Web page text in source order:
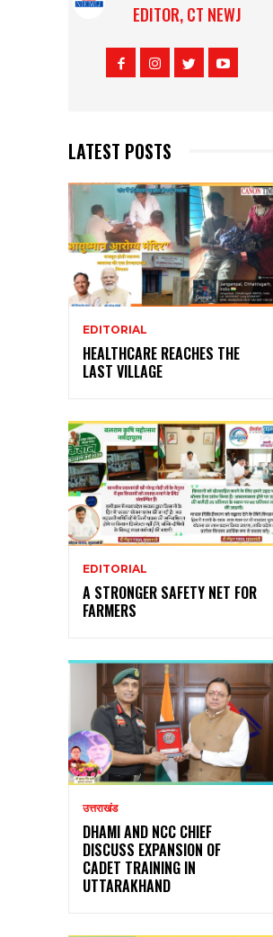
EDITOR, CT NEWJ
LATEST POSTS
EDITORIAL
HEALTHCARE REACHES THE
LAST VILLAGE
EDITORIAL
A STRONGER SAFETY NET FOR
FARMERS
उत्तराखंड
DHAMI AND NCC CHIEF
DISCUSS EXPANSION OF
CADET TRAINING IN
UTTARAKHAND